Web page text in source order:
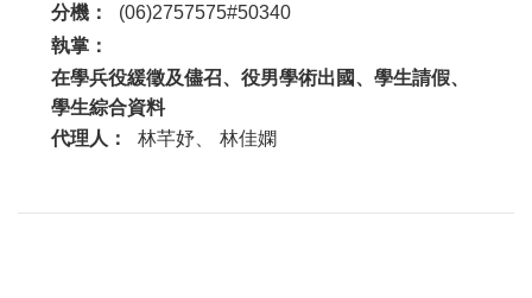
分機：
(06)2757575#50340
執掌：
在學兵役緩徵及儘召、役男學術出國、學生請假、
學生綜合資料
代理人：
林芊妤、 林佳嫻